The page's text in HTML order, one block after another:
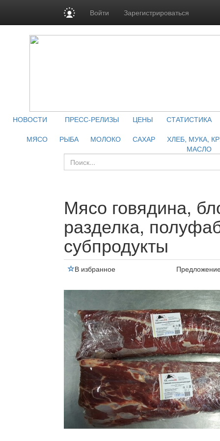
Войти Зарегистрироваться
НОВОСТИ ПРЕСС-РЕЛИЗЫ ЦЕНЫ
СТАТИСТИКА
МЯСО
РЫБА МОЛОКО САХАР
ХЛЕБ, МУКА,
МАСЛО
Мясо говядина,
разделка,
субпродукты
В избранное